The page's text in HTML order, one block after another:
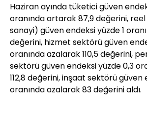
Haziran ayında tüketici güven
oranında artarak 87,9 değerini,
sanayi) güven endeksi yüzde 1
değerini, hizmet sektörü güven
oranında azalarak 110,5 değerini,
sektörü güven endeksi yüzde 0,3
112,8 değerini, inşaat sektörü güven
oranında azalarak 83 değerini aldı.